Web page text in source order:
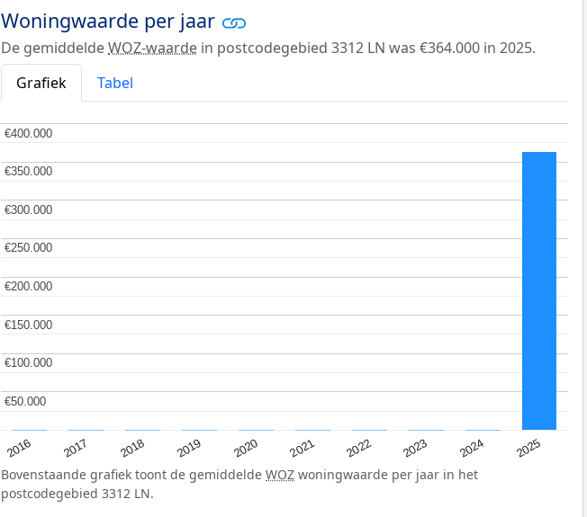
Woningwaarde per jaar
De gemiddeldeWOZ-waarde in postcodegebied 3312 LN was €364.000 in 2025.
Grafiek
Tabel
2016 2017 2018 2019 2020 2021 2022 2023 2024 2025
€50.000
€50.000
€100.000
€100.000
€150.000
€150.000
€200.000
€200.000
€250.000
€250.000
€300.000
€300.000
€350.000
€350.000
€400.000
€400.000
Bovenstaande grafiek toont de gemiddelde WOZ woningwaarde per jaar in het
postcodegebied 3312 LN.